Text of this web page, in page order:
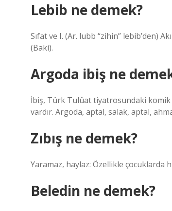
Lebib ne demek?
Sıfat ve I. (Ar. lubb “zihin” lebіb’den)
(Baki).
Argoda ibiş ne
İbiş, Türk Tulûat tiyatrosundaki komik
vardır. Argoda, aptal, salak, aptal,
Zıbış ne demek?
Yaramaz, haylaz: Özellikle çocuklarda
Beledin ne demek?